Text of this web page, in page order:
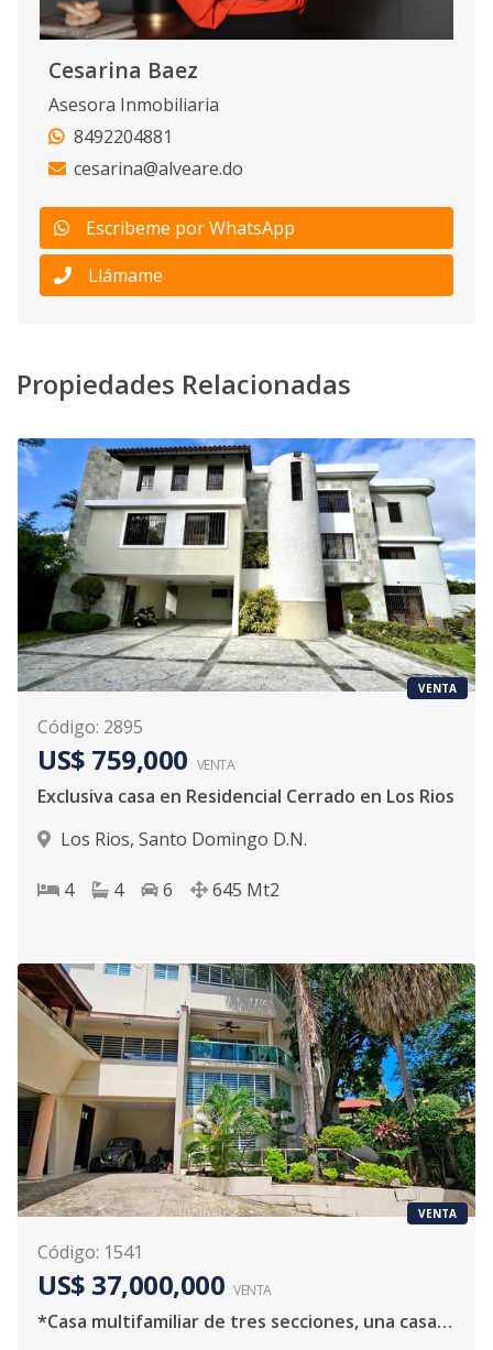
Cesarina Baez
Asesora Inmobiliaria
8492204881
cesarina@alveare.do
Escribeme por WhatsApp
Llámame
Propiedades Relacionadas
VENTA
Código: 2895
US$ 759,000 VENTA
Exclusiva casa en Residencial Cerrado en Los Rios
Los Rios, Santo Domingo D.N.
4 4 6 645 Mt2
VENTA
Código: 1541
US$ 37,000,000 VENTA
*Casa multifamiliar de tres secciones, una casa y dos apartamentos independientes